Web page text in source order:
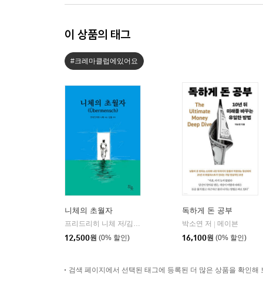
이 상품의 태그
#크레마클럽에있어요
니체의 초월자
프리드리히 니체 저/김철 편역
12,500원 (0% 할인)
독하게 돈 공부
박소연 저
메이븐
16,100원 (0% 할인)
검색 페이지에서 선택된 태그에 등록된 더 많은 상품을 확인해